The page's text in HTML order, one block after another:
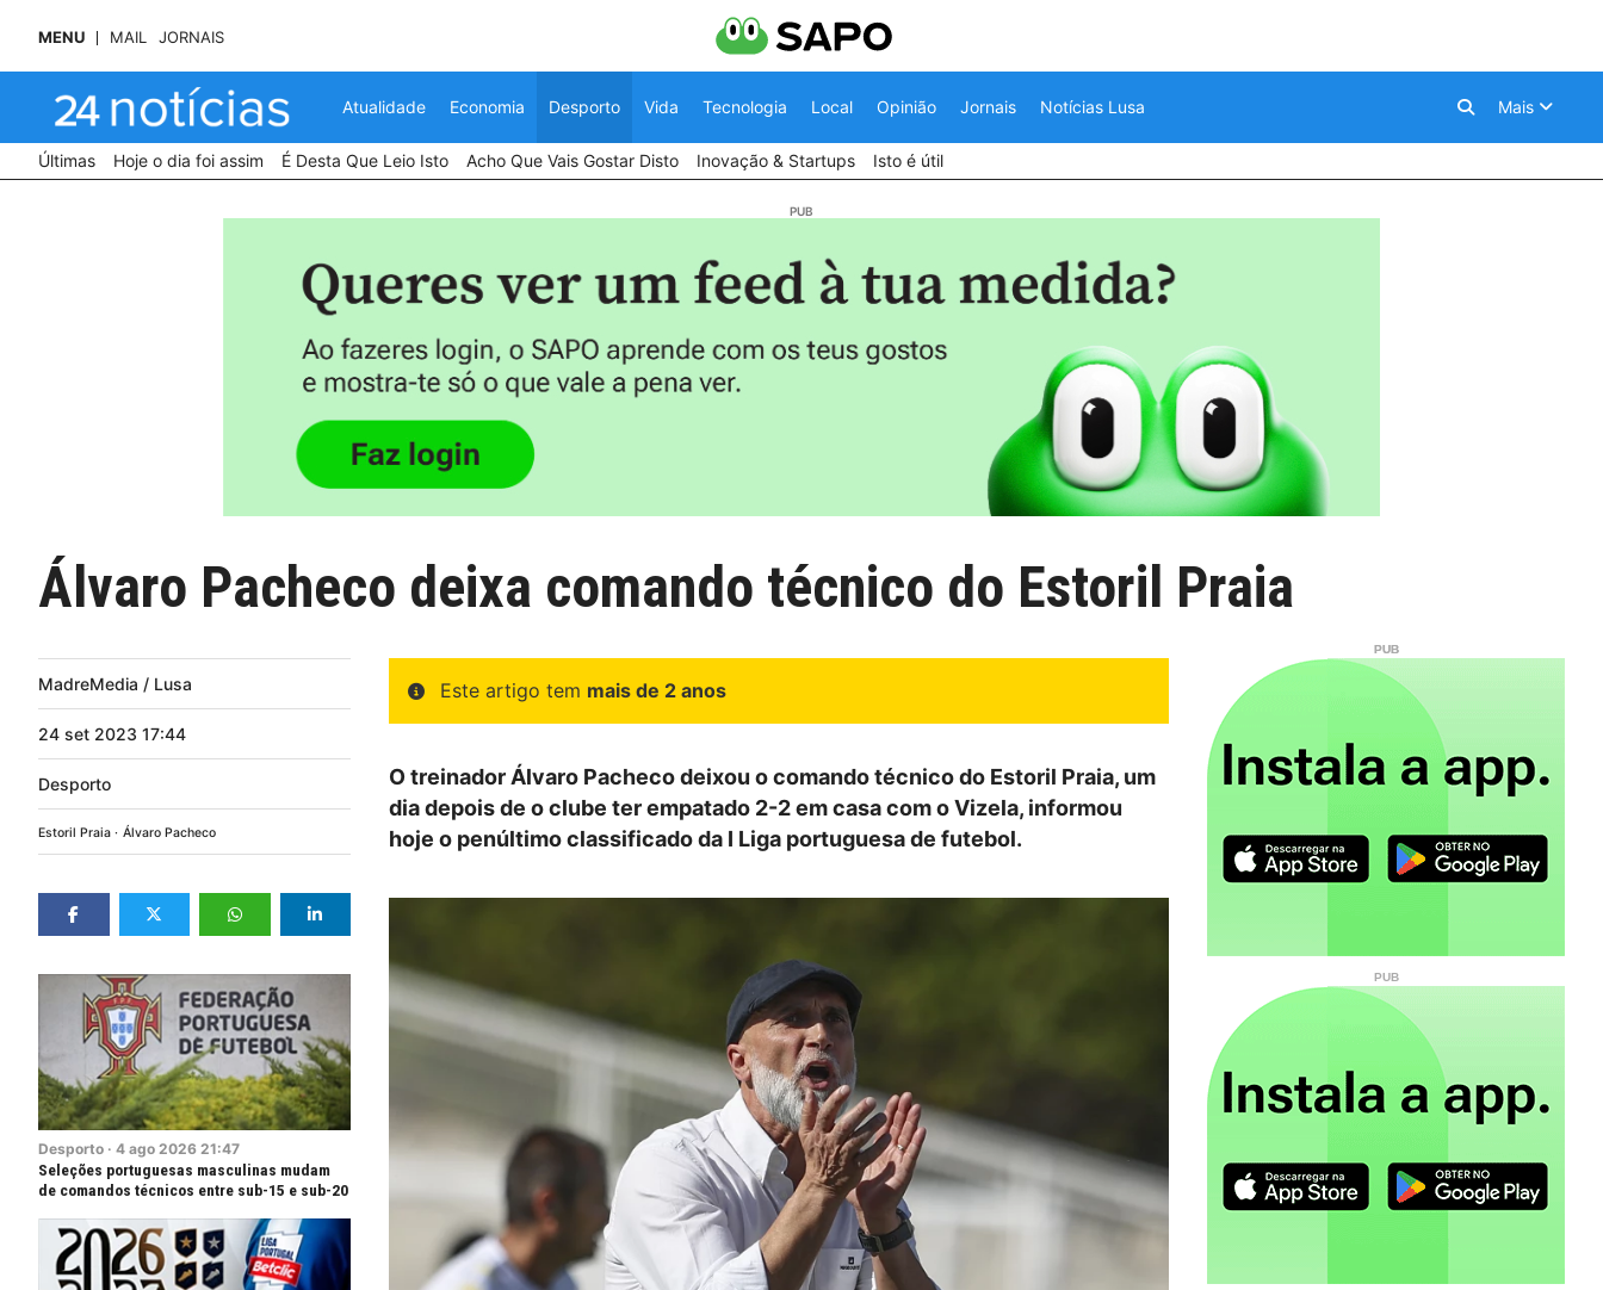
MENU MAIL JORNAIS
Atualidade Economia Desporto Vida Tecnologia Local Opinião Jornais Notícias Lusa Mais
Últimas Hoje o dia foi assim É Desta Que Leio Isto Acho Que Vais Gostar Disto Inovação & Startups Isto é útil
Álvaro Pacheco deixa comando técnico do Estoril Praia
MadreMedia / Lusa
24 set 2023 17:44
Desporto
Estoril Praia Álvaro Pacheco
Desporto · 4 ago 2026 21:47
Seleções portuguesas masculinas mudam
de comandos técnicos entre sub-15 e sub-20
Este artigo tem mais de 2 anos
O treinador Álvaro Pacheco deixou o comando técnico do Estoril Praia, um
dia depois de o clube ter empatado 2-2 em casa com o Vizela, informou
hoje o penúltimo classificado da I Liga portuguesa de futebol.